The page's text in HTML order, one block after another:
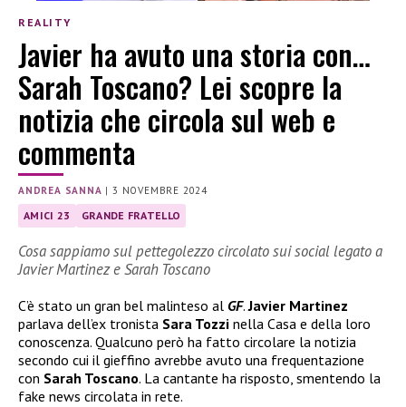
REALITY
Javier ha avuto una storia con…
Sarah Toscano? Lei scopre la
notizia che circola sul web e
commenta
ANDREA SANNA |3 NOVEMBRE 2024
AMICI 23 GRANDE FRATELLO
Cosa sappiamo sul pettegolezzo circolato sui social legato a
Javier Martinez e Sarah Toscano
C’è stato un gran bel malinteso al GF.Javier Martinez
parlava dell’ex tronista Sara Tozzi nella Casa e della loro
conoscenza. Qualcuno però ha fatto circolare la notizia
secondo cui il gieffino avrebbe avuto una frequentazione
con Sarah Toscano. La cantante ha risposto, smentendo la
fake news circolata in rete.